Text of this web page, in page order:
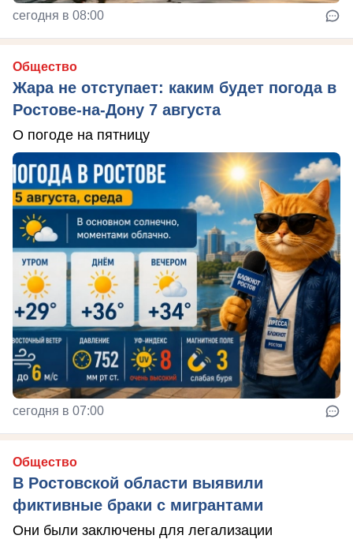
сегодня в 08:00
Общество
Жара не отступает: каким будет погода в
Ростове-на-Дону 7 августа
О погоде на пятницу
сегодня в 07:00
Общество
В Ростовской области выявили
фиктивные браки с мигрантами
Они были заключены для легализации